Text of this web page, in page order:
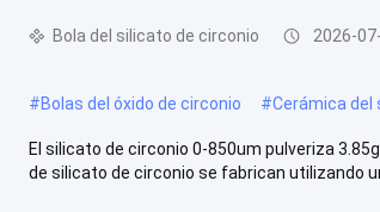
Bola del silicato de circonio 2026-
#Bolas del óxido de circonio #Cerámica del
El silicato de circonio 0-850um pulveriza
de silicato de circonio se fabrican utilizando